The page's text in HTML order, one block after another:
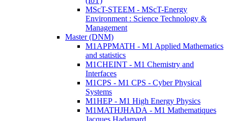
MScT-STEEM - MScT-Energy
Environment : Science Technology &
Management
Master (DNM)
M1APPMATH - M1 Applied Mathematics
and statistics
M1CHEINT - M1 Chemistry and
Interfaces
M1CPS - M1 CPS - Cyber Physical
Systems
M1HEP - M1 High Energy Physics
M1MATHJHADA - M1 Mathematiques
Jacques Hadamard